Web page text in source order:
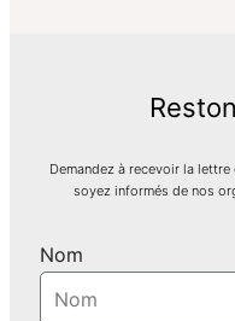
Demandez à recevoir la
soyez informés de nos
Nom